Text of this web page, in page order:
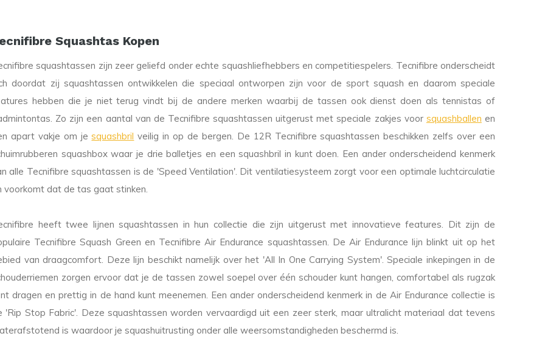
Squashtas Kopen
squashtassen zijn zeer geliefd onder echte squashliefhebbers en competitiespelers. Tecnifibre onderscheidt
doordat zij squashtassen ontwikkelen die speciaal ontworpen zijn voor de sport squash en daarom speciale
hebben die je niet terug vindt bij de andere merken waarbij de tassen ook dienst doen als tennistas of
Zo zijn een aantal van de Tecnifibre squashtassen uitgerust met speciale zakjes voor squashballen en
apart vakje om jesquashbril veilig in op de bergen. De 12R Tecnifibre squashtassen beschikken zelfs over een
squashbox waar je drie balletjes en een squashbril in kunt doen. Een ander onderscheidend kenmerk
alle Tecnifibre squashtassen is de 'Speed Ventilation'. Dit ventilatiesysteem zorgt voor een optimale luchtcirculatie
voorkomt dat de tas gaat stinken.
heeft twee lijnen squashtassen in hun collectie die zijn uitgerust met innovatieve features. Dit zijn de
Tecnifibre Squash Green en Tecnifibre Air Endurance squashtassen. De Air Endurance lijn blinkt uit op het
van draagcomfort. Deze lijn beschikt namelijk over het 'All In One Carrying System'. Speciale inkepingen in de
zorgen ervoor dat je de tassen zowel soepel over één schouder kunt hangen, comfortabel als rugzak
dragen en prettig in de hand kunt meenemen. Een ander onderscheidend kenmerk in de Air Endurance collectie is
'Rip Stop Fabric'. Deze squashtassen worden vervaardigd uit een zeer sterk, maar ultralicht materiaal dat tevens
is waardoor je squashuitrusting onder alle weersomstandigheden beschermd is.